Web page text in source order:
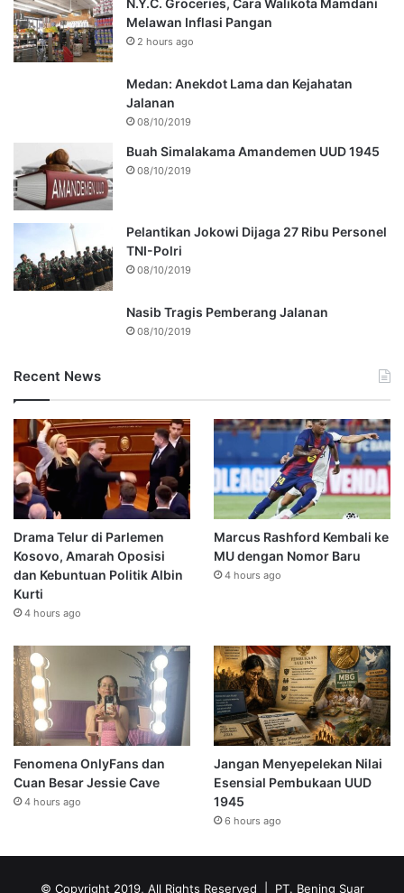
N.Y.C. Groceries, Cara Walikota Mamdani
Melawan Inflasi Pangan
2 hours ago
Medan: Anekdot Lama dan Kejahatan
Jalanan
08/10/2019
Buah Simalakama Amandemen UUD 1945
08/10/2019
Pelantikan Jokowi Dijaga 27 Ribu Personel
TNI-Polri
08/10/2019
Nasib Tragis Pemberang Jalanan
08/10/2019
Recent News
Drama Telur di Parlemen
Kosovo, Amarah Oposisi
dan Kebuntuan Politik Albin
Kurti
4 hours ago
Marcus Rashford Kembali ke
MU dengan Nomor Baru
4 hours ago
Fenomena OnlyFans dan
Cuan Besar Jessie Cave
4 hours ago
Jangan Menyepelekan Nilai
Esensial Pembukaan UUD
1945
6 hours ago
© Copyright 2019, All Rights Reserved | PT. Bening Suar